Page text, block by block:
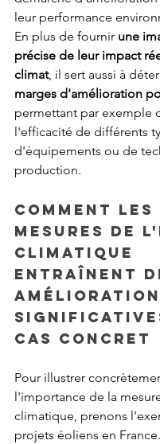
leur performance
En plus de fournir une
précise de leur impact
climat, il sert aussi à
marges d'amélioration
permettant par exemple
l'efficacité de différents
d'équipements ou de
production.
Comment les
mesures de
climatique
entraînent
cas concret
Pour illustrer
l'importance de la
climatique, prenons
projets éoliens en